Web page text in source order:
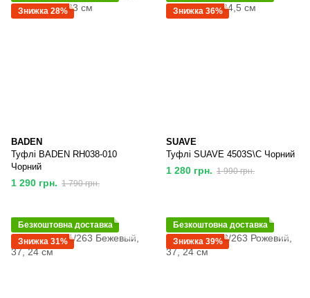
Знижка 28%
BADEN
Туфлі BADEN RH038-010
Чорний
1 290 грн. 1 790 грн.
Знижка 36%
SUAVE
Туфлі SUAVE 4503S\C Чорний
1 280 грн. 1 990 грн.
Безкоштовна доставка
Знижка 31%
Безкоштовна доставка
Знижка 39%